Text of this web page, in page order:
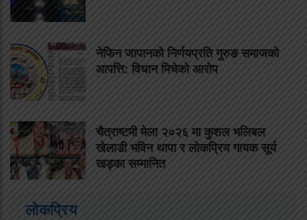
नेफिन जापानको निर्णयप्रति गुरुङ समाजको
आपत्ति: विधान मिचेको आरोप
चैत्राष्टमी मेला २०२६ मा कुशल भलिबल
खेलाडी भविन थापा र लोकप्रिय गायक सूर्य
खड्का सम्मानित
लोकप्रिय